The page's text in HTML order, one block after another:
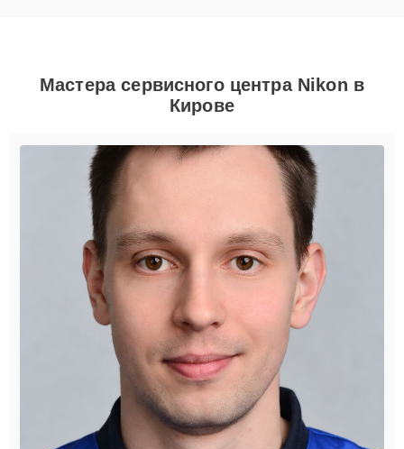
Мастера сервисного центра Nikon в
Кирове